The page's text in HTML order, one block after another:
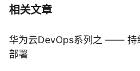
相关文章
华为云DevOps系列之 —— 持
部署